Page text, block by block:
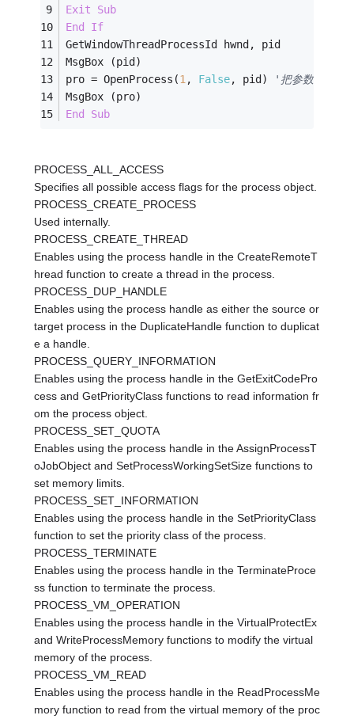
Exit
Sub
End
If
GetWindowThreadProcessId hwnd, pid
MsgBox (pid)
pro = OpenProcess(1, False, pid)
'把参数0改成1
MsgBox (pro)
End
Sub
PROCESS_ALL_ACCESS
Specifies all possible access flags for the process object.
PROCESS_CREATE_PROCESS
Used internally.
PROCESS_CREATE_THREAD
Enables using the process handle in the CreateRemoteT
hread function to create a thread in the process.
PROCESS_DUP_HANDLE
Enables using the process handle as either the source or
target process in the DuplicateHandle function to duplicat
e a handle.
PROCESS_QUERY_INFORMATION
Enables using the process handle in the GetExitCodePro
cess and GetPriorityClass functions to read information fr
om the process object.
PROCESS_SET_QUOTA
Enables using the process handle in the AssignProcessT
oJobObject and SetProcessWorkingSetSize functions to
set memory limits.
PROCESS_SET_INFORMATION
Enables using the process handle in the SetPriorityClass
function to set the priority class of the process.
PROCESS_TERMINATE
Enables using the process handle in the TerminateProce
ss function to terminate the process.
PROCESS_VM_OPERATION
Enables using the process handle in the VirtualProtectEx
and WriteProcessMemory functions to modify the virtual
memory of the process.
PROCESS_VM_READ
Enables using the process handle in the ReadProcessMe
mory function to read from the virtual memory of the proc